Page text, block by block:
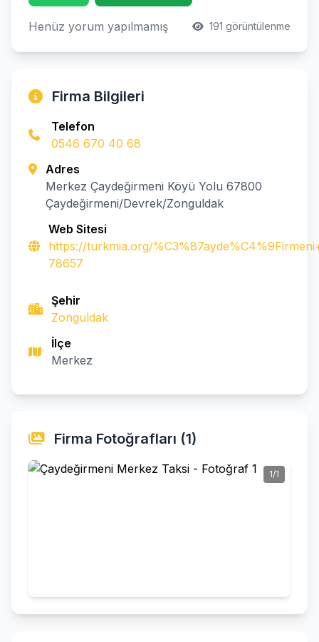
Henüz yorum yapılmamış 191 görüntülenme
Firma Bilgileri
Telefon
0546 670 40 68
Adres
Merkez Çaydeğirmeni Köyü Yolu 67800
Çaydeğirmeni/Devrek/Zonguldak
Web Sitesi
https://turkmia.org/
78657
Şehir
Zonguldak
İlçe
Merkez
Firma Fotoğrafları (1)
1/1